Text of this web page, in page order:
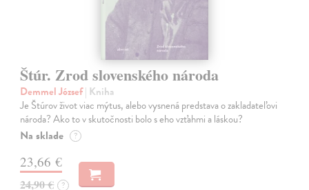
Štúr. Zrod slovenského národa
Demmel József| Kniha
Je Štúrov život viac mýtus, alebo vysnená predstava o zakladateľovi
národa? Ako to v skutočnosti bolo s eho vzťahmi a láskou?
Na sklade ?
23,66 €
24,90 € ?